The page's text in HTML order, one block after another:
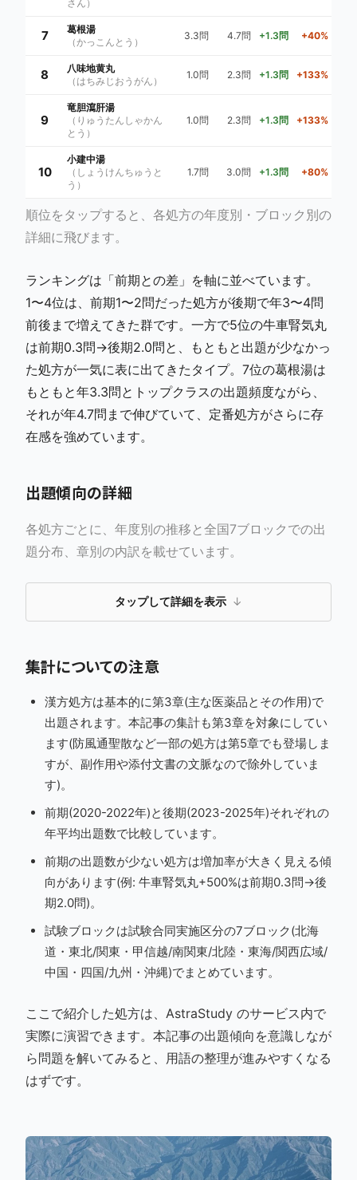
さん）
7
葛根湯
（かっこんとう）
3.3問 4.7問 +1.3問 +40%
8
八味地黄丸
（はちみじおうがん）
1.0問 2.3問 +1.3問 +133%
9
竜胆瀉肝湯
（りゅうたんしゃかん
とう）
1.0問 2.3問 +1.3問 +133%
10
小建中湯
（しょうけんちゅうと
う）
1.7問 3.0問 +1.3問 +80%
順位をタップすると、各処方の年度別・ブロック別の
詳細に飛びます。
ランキングは「前期との差」を軸に並べています。
1〜4位は、前期1〜2問だった処方が後期で年3〜4問
前後まで増えてきた群です。一方で5位の牛車腎気丸
は前期0.3問→後期2.0問と、もともと出題が少なかっ
た処方が一気に表に出てきたタイプ。7位の葛根湯は
もともと年3.3問とトップクラスの出題頻度ながら、
それが年4.7問まで伸びていて、定番処方がさらに存
在感を強めています。
出題傾向の詳細
各処方ごとに、年度別の推移と全国7ブロックでの出
題分布、章別の内訳を載せています。
タップして詳細を表示 ↓
集計についての注意
漢方処方は基本的に第3章(主な医薬品とその作用)で
出題されます。本記事の集計も第3章を対象にしてい
ます(防風通聖散など一部の処方は第5章でも登場しま
すが、副作用や添付文書の文脈なので除外していま
す)。
前期(2020-2022年)と後期(2023-2025年)それぞれの
年平均出題数で比較しています。
前期の出題数が少ない処方は増加率が大きく見える傾
向があります(例: 牛車腎気丸+500%は前期0.3問→後
期2.0問)。
試験ブロックは試験合同実施区分の7ブロック(北海
道・東北/関東・甲信越/南関東/北陸・東海/関西広域/
中国・四国/九州・沖縄)でまとめています。
ここで紹介した処方は、AstraStudy のサービス内で
実際に演習できます。本記事の出題傾向を意識しなが
ら問題を解いてみると、用語の整理が進みやすくなる
はずです。